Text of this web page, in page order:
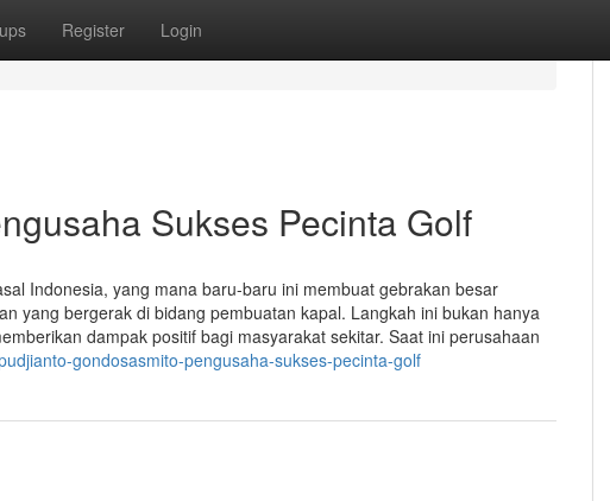
Register Login
Sukses Pecinta Golf
Indonesia, yang mana baru-baru ini membuat gebrakan besar
yang bergerak di bidang pembuatan kapal. Langkah ini bukan hanya
dampak positif bagi masyarakat sekitar. Saat ini perusahaan
gondosasmito-pengusaha-sukses-pecinta-golf